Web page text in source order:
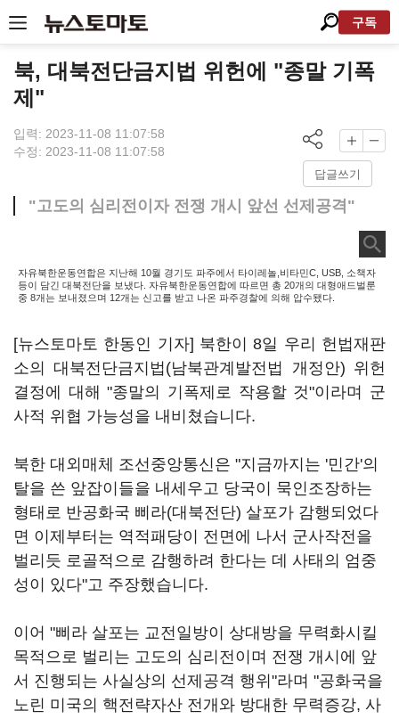
구독
북, 대북전단금지법 위헌에 "종말 기폭
제"
입력: 2023-11-08 11:07:58
수정: 2023-11-08 11:07:58
답글쓰기
"고도의 심리전이자 전쟁 개시 앞선 선제공격"
자유북한운동연합은 지난해 10월 경기도 파주에서 타이레놀,비타민C, USB, 소책자
등이 담긴 대북전단을 보냈다. 자유북한운동연합에 따르면 총 20개의 대형애드벌룬
중 8개는 보내졌으며 12개는 신고를 받고 나온 파주경찰에 의해 압수됐다.
[뉴스토마토 한동인 기자] 북한이 8일 우리 헌법재판
소의 대북전단금지법(남북관계발전법 개정안) 위헌
결정에 대해 "종말의 기폭제로 작용할 것"이라며 군
사적 위협 가능성을 내비쳤습니다.
북한 대외매체 조선중앙통신은 "지금까지는 '민간'의
탈을 쓴 앞잡이들을 내세우고 당국이 묵인조장하는
형태로 반공화국 삐라(대북전단) 살포가 감행되었다
면 이제부터는 역적패당이 전면에 나서 군사작전을
벌리듯 로골적으로 감행하려 한다는 데 사태의 엄중
성이 있다"고 주장했습니다.
이어 "삐라 살포는 교전일방이 상대방을 무력화시킬
목적으로 벌리는 고도의 심리전이며 전쟁 개시에 앞
서 진행되는 사실상의 선제공격 행위"라며 "공화국을
노린 미국의 핵전략자산 전개와 방대한 무력증강, 사